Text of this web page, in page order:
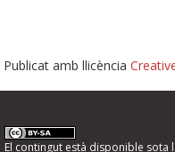
Publicat amb llicència
El contingut està disponible sota